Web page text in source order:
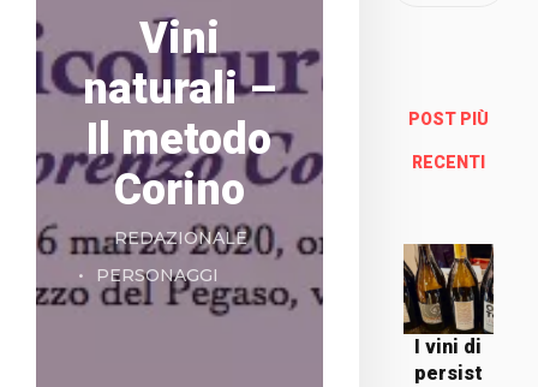
Vini
naturali –
Il metodo
Corino
REDAZIONALE
PERSONAGGI
POST PIÙ
RECENTI
I vini di
persist